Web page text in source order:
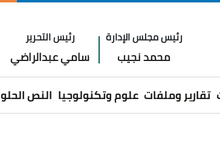
رئيس مجلس الإدارة
محمد نجيب
رئيس التحرير
سامي عبدالراضي
تقارير وملفات علوم وتكنولوجيا النص الحلو